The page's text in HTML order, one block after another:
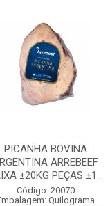
PICANHA BOVINA
ARREBEEF
±20KG PEÇAS ±1,1
A 1...
Código: 20070
Quilograma